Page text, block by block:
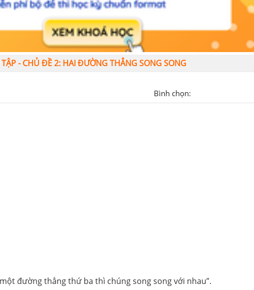
TẬP - CHỦ ĐỀ 2: HAI ĐƯỜNG THẲNG SONG SONG
Bình chọn:
đường thẳng thứ ba thì chúng song song với nhau”.